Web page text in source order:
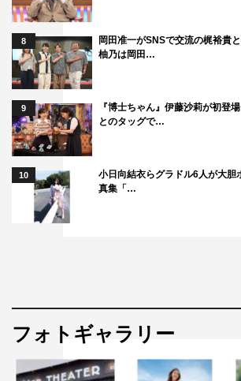
8
岡田准一がSNSで交流の梶裕貴
柚乃は岡田…
9
『博士ちゃん』伊藤沙莉が初登
とのタッグで…
10
小日向結衣らグラドル6人が大胆
真集「…
フォトギャラリー